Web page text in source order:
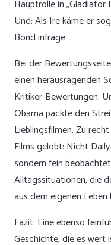
Hauptrolle in „Gladiator
Und: Als Ire käme er
Bond infrage…
Bei der
einen herausragenden
Kritiker-Bewertungen.
Obama packte den
Lieblingsfilmen. Zu
Films gelobt: Nicht
sondern fein
Alltagssituationen, die
aus dem eigenen
Fazit: Eine ebenso
Geschichte, die es wert